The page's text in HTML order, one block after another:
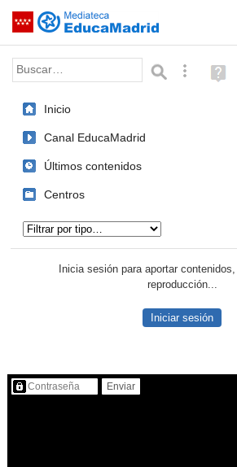
Saltar navegación
Palabra o frase: BúsquedaAyuda
(en
Inicio
Canal EducaMadrid
Últimos contenidos
Centros
Inicia sesión para aportar
reproducción...
Iniciar sesión
Contenido protegido…